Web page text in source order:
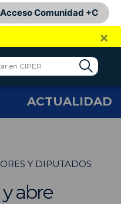
Acceso Comunidad +C
×
ACTUALIDAD
Y DIPUTADOS
abre